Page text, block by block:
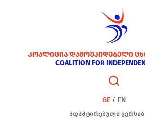
ᲙᲝᲐᲚᲘᲪᲘᲐ ᲓᲐᲛᲝᲣᲙᲘᲓᲔᲑᲔᲚᲘ
COALITION FOR
GE / EN
ადაპტირებული ვერსია